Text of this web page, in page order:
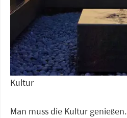
Kultur
Man muss die Kultur genießen.